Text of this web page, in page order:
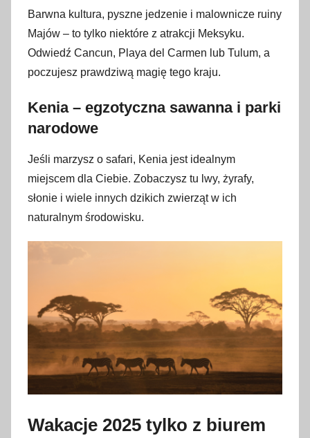
Barwna kultura, pyszne jedzenie i malownicze ruiny
Majów – to tylko niektóre z atrakcji Meksyku.
Odwiedź Cancun, Playa del Carmen lub Tulum, a
poczujesz prawdziwą magię tego kraju.
Kenia – egzotyczna sawanna i parki
narodowe
Jeśli marzysz o safari, Kenia jest idealnym
miejscem dla Ciebie. Zobaczysz tu lwy, żyrafy,
słonie i wiele innych dzikich zwierząt w ich
naturalnym środowisku.
Wakacje 2025 tylko z biurem